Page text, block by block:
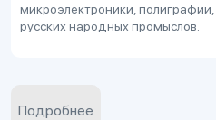
микроэлектроники,
русских народных промыслов.
Подробнее